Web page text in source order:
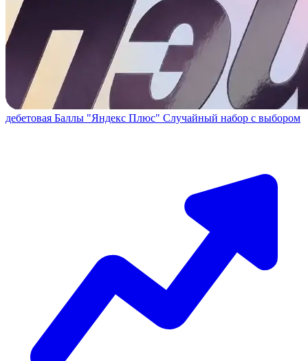
дебетовая Баллы "Яндекс Плюс" Случайный набор с выбором